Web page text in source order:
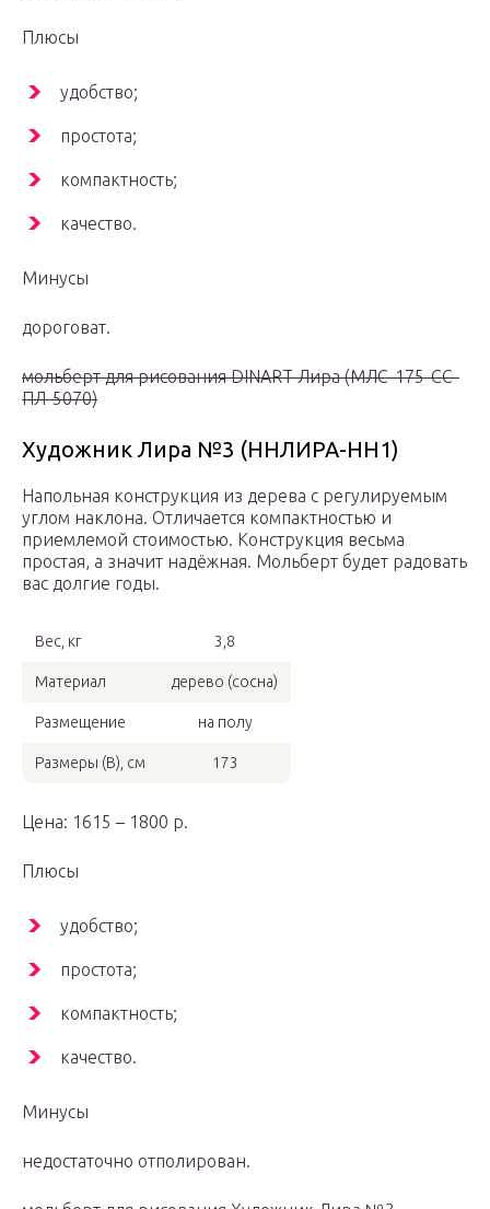
Плюсы
удобство;
простота;
компактность;
качество.
Минусы
дороговат.
мольберт для рисования DINART Лира (МЛС-175-СС-
ПЛ-5070)
Художник Лира №3 (ННЛИРА-НН1)
Напольная конструкция из дерева с регулируемым
углом наклона. Отличается компактностью и
приемлемой стоимостью. Конструкция весьма
простая, а значит надёжная. Мольберт будет радовать
вас долгие годы.
Вес, кг 3,8
Материал дерево (сосна)
Размещение на полу
Размеры (В), см 173
Цена: 1615 – 1800 р.
Плюсы
удобство;
простота;
компактность;
качество.
Минусы
недостаточно отполирован.